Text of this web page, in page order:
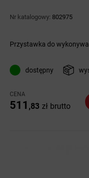
Nr katalogowy: 802975
Przystawka do
dostępny
CENA
511 ,83 zł brutto